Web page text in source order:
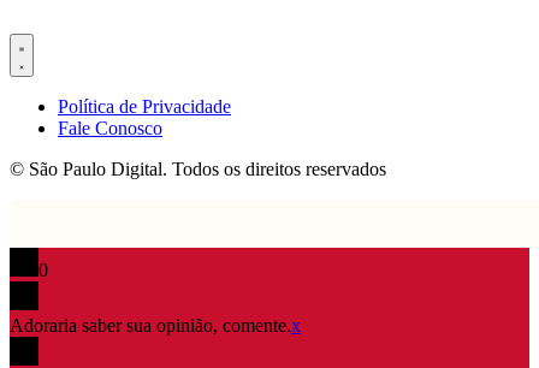
Política de Privacidade
Fale Conosco
© São Paulo Digital. Todos os direitos reservados
0
Adoraria saber sua opinião, comente.x